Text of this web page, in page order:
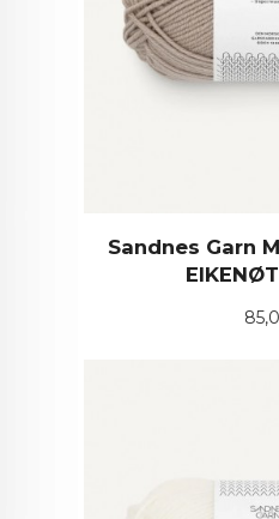
Sandnes Garn
Pris